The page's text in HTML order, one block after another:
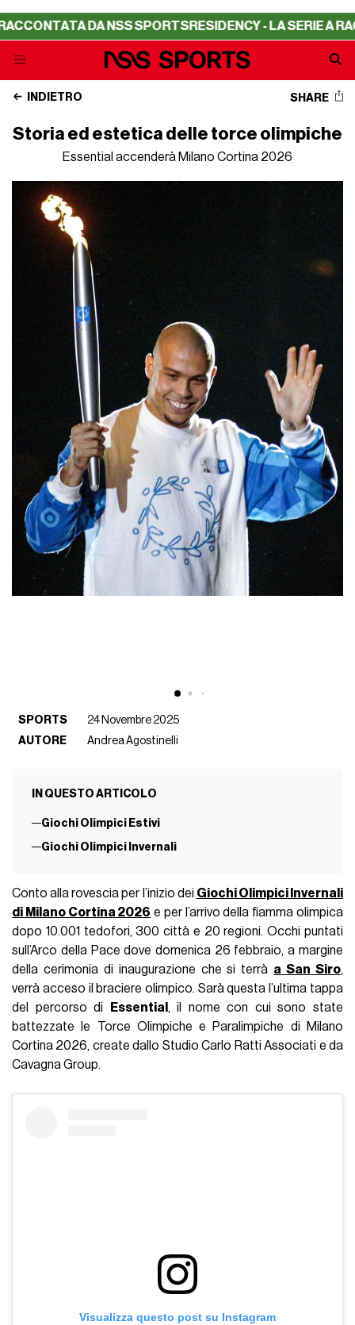
DA NSS SPORTSRESIDENCY - LA SERIE A
INDIETRO SHARE
Storia ed estetica delle torce olimpiche
Essential accenderà Milano Cortina 2026
SPORTS
24 Novembre 2025
AUTORE
Andrea Agostinelli
IN QUESTO ARTICOLO
Giochi Olimpici Estivi
Giochi Olimpici Invernali
Conto alla rovescia per l’inizio dei Giochi Olimpici Invernali
di Milano Cortina 2026 e per l’arrivo della fiamma olimpica
dopo 10.001 tedofori, 300 città e 20 regioni. Occhi puntati
sull’Arco della Pace dove domenica 26 febbraio, a margine
della cerimonia di inaugurazione che si terrà a San Siro,
verrà acceso il braciere olimpico. Sarà questa l’ultima tappa
del percorso di
Essential , il nome con cui sono state
battezzate le Torce Olimpiche e Paralimpiche di Milano
Cortina 2026, create dallo Studio Carlo Ratti Associati e da
Cavagna Group.
Visualizza questo post su Instagram